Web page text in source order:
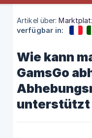
Artikel über:
verfügbar in:
Wie kann
GamsGo
unterstützt